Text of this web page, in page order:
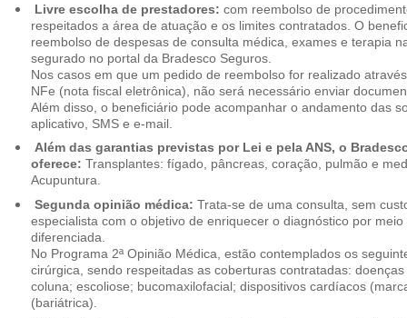
Livre escolha de prestadores: com reembolso de
respeitados a área de atuação e os limites contratados. O
reembolso de despesas de consulta médica, exames e terapia
segurado no portal da Bradesco Seguros.
Nos casos em que um pedido de reembolso for realizado
NFe (nota fiscal eletrônica), não será necessário enviar
Além disso, o beneficiário pode acompanhar o andamento das
aplicativo, SMS e e-mail.
Além das garantias previstas por Lei e pela ANS, o
oferece: Transplantes: fígado, pâncreas, coração, pulmão e
Acupuntura.
Segunda opinião médica: Trata-se de uma consulta, sem
especialista com o objetivo de enriquecer o diagnóstico por
diferenciada.
No Programa 2ª Opinião Médica, estão contemplados os
cirúrgica, sendo respeitadas as coberturas contratadas:
coluna; escoliose; bucomaxilofacial; dispositivos cardíacos
(bariátrica).